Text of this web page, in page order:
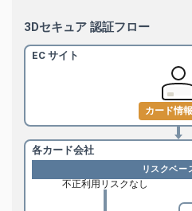
3Dセキュア 認証フロー
EC サイト
カード情
各カード会社
リスクベー
不正利用リスクなし